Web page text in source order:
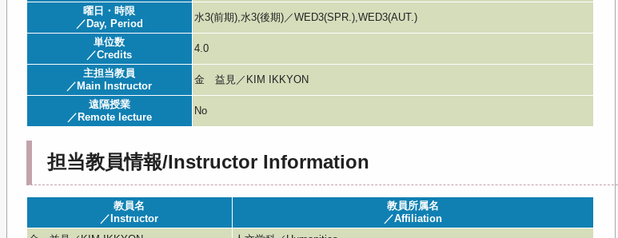
曜日・時限
／Day, Period
水3(前期),水3(後期)／WED3(SPR.),WED3(AUT.)
単位数
／Credits
4.0
主担当教員
／Main Instructor
金 益見／KIM IKKYON
遠隔授業
／Remote lecture
No
担当教員情報/Instructor Information
教員名
／Instructor
教員所属名
／Affiliation